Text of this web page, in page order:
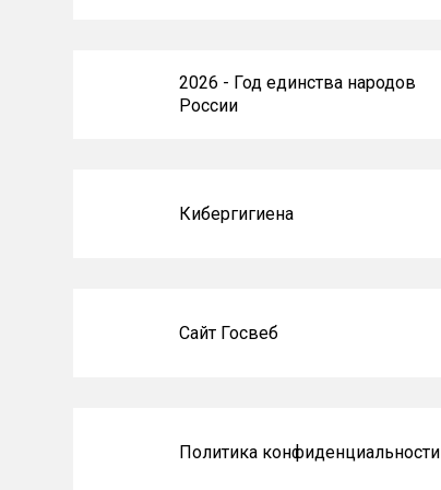
2026 - Год единства народов
России
Кибергигиена
Сайт Госвеб
Политика конфиденциальности